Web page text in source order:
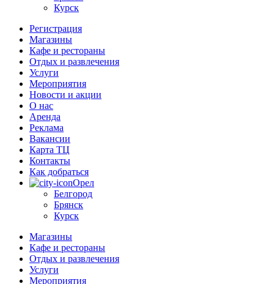
Курск
Регистрация
Магазины
Кафе и рестораны
Отдых и развлечения
Услуги
Мероприятия
Новости и акции
О нас
Аренда
Реклама
Вакансии
Карта ТЦ
Контакты
Как добраться
Орел
Белгород
Брянск
Курск
Магазины
Кафе и рестораны
Отдых и развлечения
Услуги
Мероприятия